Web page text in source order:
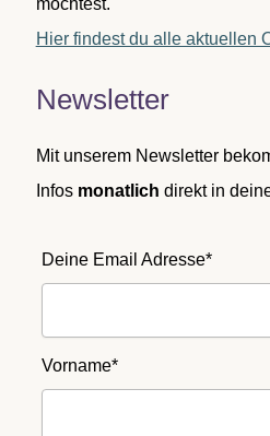
möchtest.
Hier findest du alle aktuellen
Newsletter
Mit unserem Newsletter
Infos monatlich direkt in
Deine Email Adresse*
Vorname*